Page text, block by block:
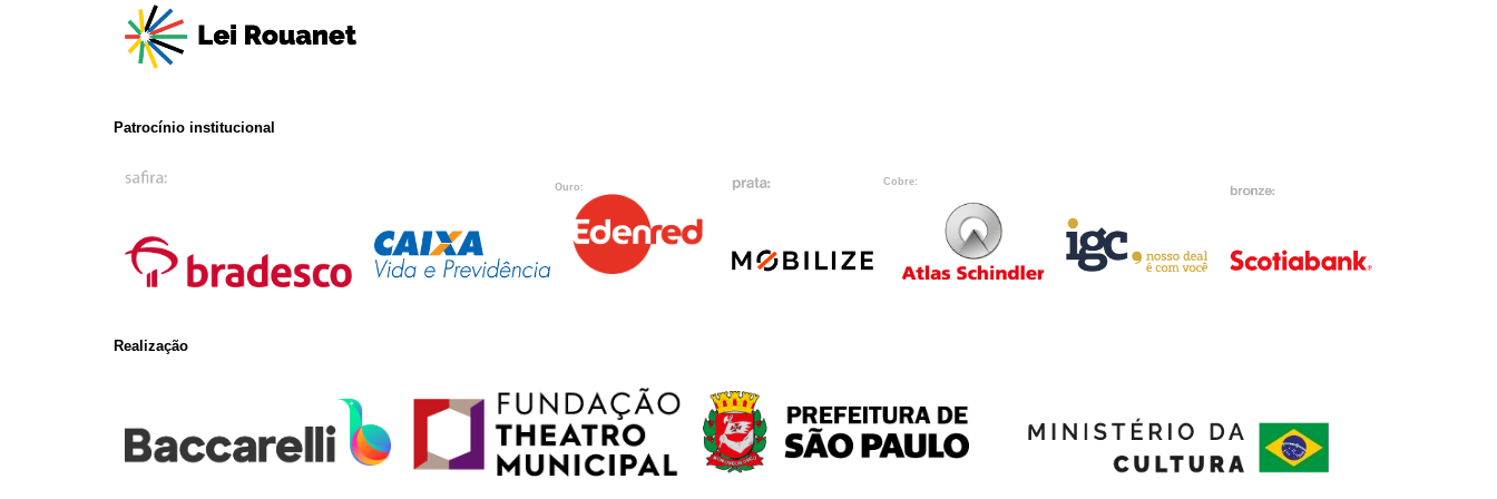
Patrocínio institucional
Ouro:
Cobre:
Realização